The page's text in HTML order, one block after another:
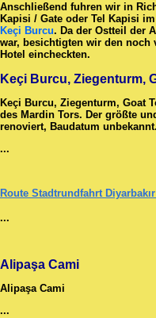
Anschließend fuhren wir in
Kapisi / Gate oder Tel Kapisi
Keçi Burcu. Da der Ostteil der
war, besichtigten wir den noch
Hotel eincheckten.
Keçi Burcu, Ziegenturm,
Keçi Burcu, Ziegenturm, Goat
des Mardin Tors. Der größte
renoviert, Baudatum unbekannt.
...
Route Stadtrundfahrt Diyarbakır
...
Alipaşa Cami
Alipaşa Cami
...